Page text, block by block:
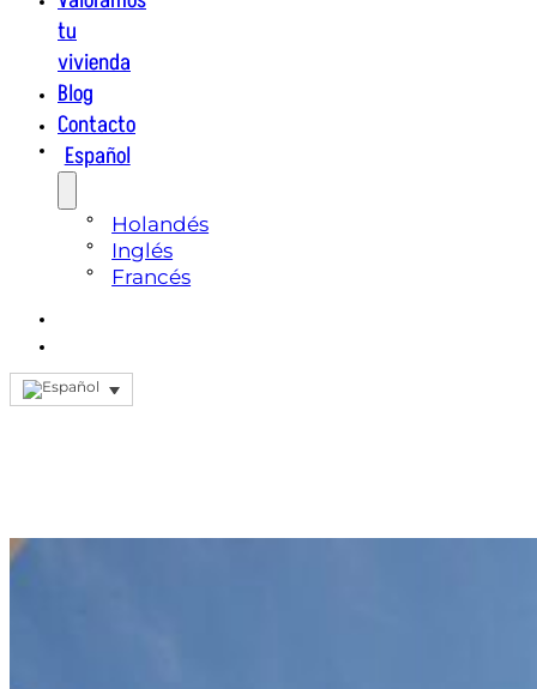
tu
vivienda
Blog
Contacto
Español
Holandés
Inglés
Francés